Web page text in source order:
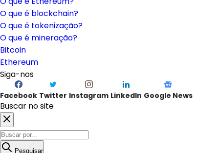
O que é blockchain?
O que é tokenização?
O que é mineração?
Bitcoin
Ethereum
Siga-nos
Facebook Twitter Instagram LinkedIn Google News
Buscar no site
Pesquisar